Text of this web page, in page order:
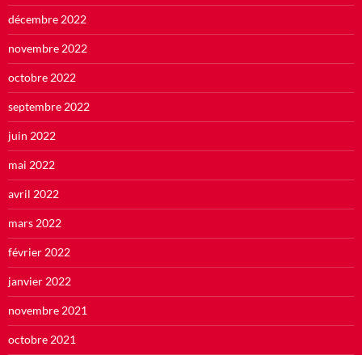
décembre 2022
novembre 2022
octobre 2022
septembre 2022
juin 2022
mai 2022
avril 2022
mars 2022
février 2022
janvier 2022
novembre 2021
octobre 2021